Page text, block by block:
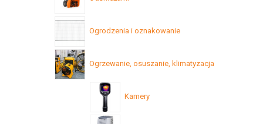
Ogrodzenia i oznakowanie
Ogrzewanie, osuszanie, klimatyzacja
Kamery